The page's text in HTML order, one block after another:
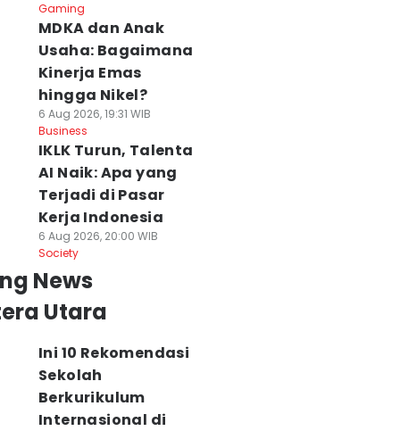
Gaming
MDKA dan Anak
Usaha: Bagaimana
Kinerja Emas
hingga Nikel?
6 Aug 2026, 19:31 WIB
Business
IKLK Turun, Talenta
AI Naik: Apa yang
Terjadi di Pasar
Kerja Indonesia
6 Aug 2026, 20:00 WIB
Society
News
Utara
Ini 10 Rekomendasi
Sekolah
Berkurikulum
Internasional di